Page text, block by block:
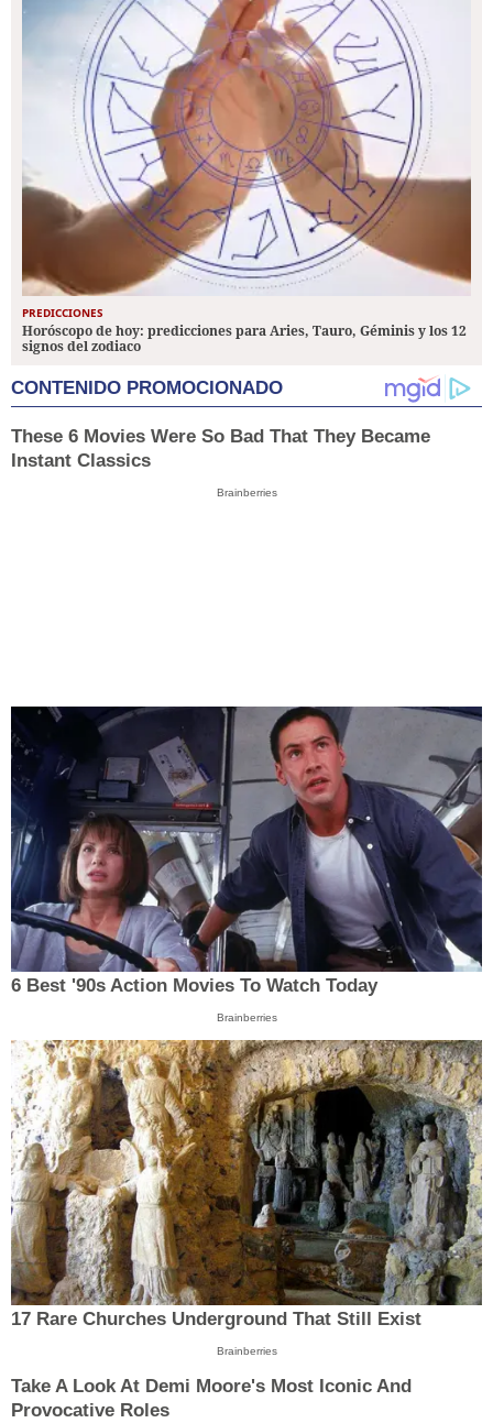
PREDICCIONES
Horóscopo de hoy: predicciones para Aries, Tauro, Géminis y los 12
signos del zodiaco
CONTENIDO PROMOCIONADO
These 6 Movies Were So Bad That They Became
Instant Classics
Brainberries
6 Best '90s Action Movies To Watch Today
Brainberries
17 Rare Churches Underground That Still Exist
Brainberries
Take A Look At Demi Moore's Most Iconic And
Provocative Roles